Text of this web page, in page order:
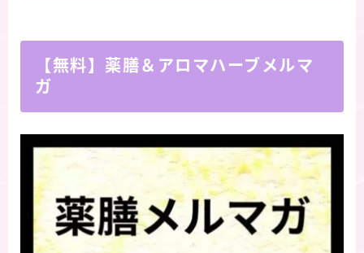
【無料】薬膳＆アロマハーブメルマ
ガ